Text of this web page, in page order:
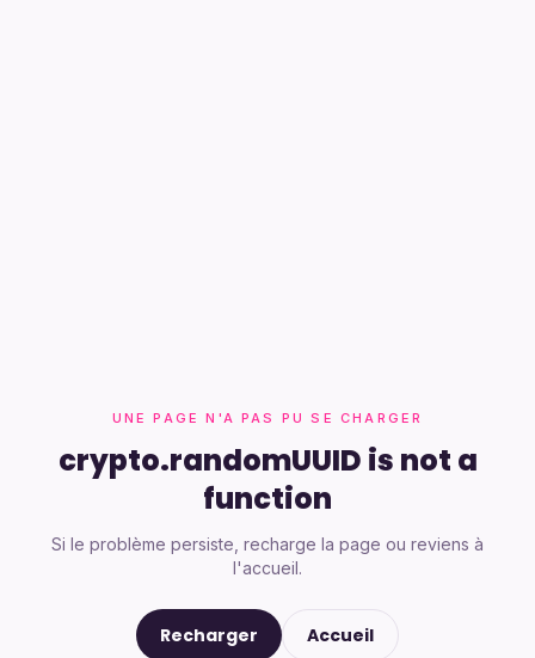
UNE PAGE N'A PAS PU SE CHARGER
crypto.randomUUID is not a
function
Si le problème persiste, recharge la page ou reviens à
l'accueil.
Recharger Accueil